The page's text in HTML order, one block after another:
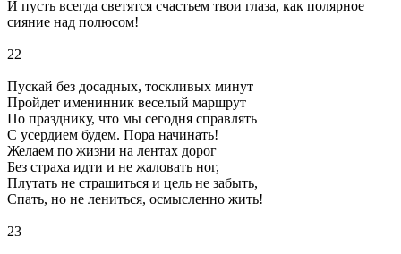
И пусть всегда светятся счастьем твои глаза, как полярное
сияние над полюсом!
22
Пускай без досадных, тоскливых минут
Пройдет именинник веселый маршрут
По празднику, что мы сегодня справлять
С усердием будем. Пора начинать!
Желаем по жизни на лентах дорог
Без страха идти и не жаловать ног,
Плутать не страшиться и цель не забыть,
Спать, но не лениться, осмысленно жить!
23